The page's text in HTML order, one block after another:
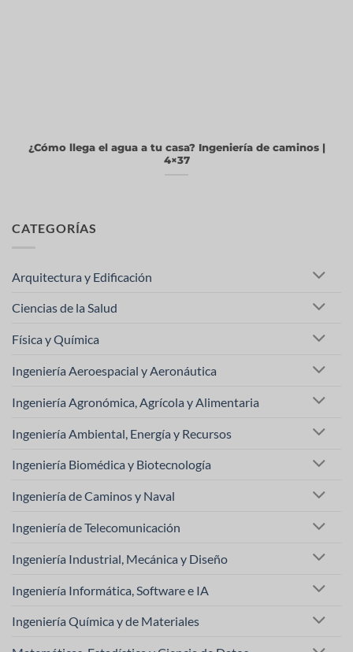
¿Cómo llega el agua a tu casa? Ingeniería de caminos |
4×37
CATEGORÍAS
Arquitectura y Edificación
Ciencias de la Salud
Física y Química
Ingeniería Aeroespacial y Aeronáutica
Ingeniería Agronómica, Agrícola y Alimentaria
Ingeniería Ambiental, Energía y Recursos
Ingeniería Biomédica y Biotecnología
Ingeniería de Caminos y Naval
Ingeniería de Telecomunicación
Ingeniería Industrial, Mecánica y Diseño
Ingeniería Informática, Software e IA
Ingeniería Química y de Materiales